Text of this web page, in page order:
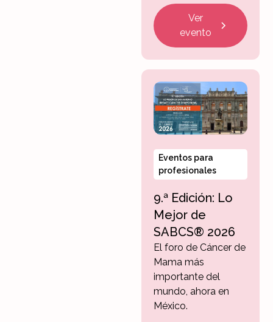
Ver
evento
Eventos para
profesionales
9.ª Edición: Lo
Mejor de
SABCS® 2026
El foro de Cáncer de
Mama más
importante del
mundo, ahora en
México.